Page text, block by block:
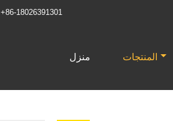
+86-18026391301
منزل المنتجات